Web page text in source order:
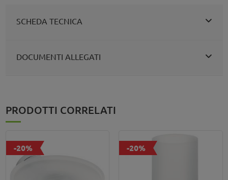
SCHEDA TECNICA
DOCUMENTI ALLEGATI
PRODOTTI CORRELATI
-20% -20%